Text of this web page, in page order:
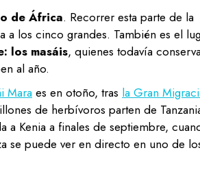
de África. Recorrer esta parte de la
a los cinco grandes. También es el
los masáis, quienes todavía
al año.
Mara es en otoño, tras la Gran
de herbívoros parten de
a Kenia a finales de septiembre,
se puede ver en directo en uno de